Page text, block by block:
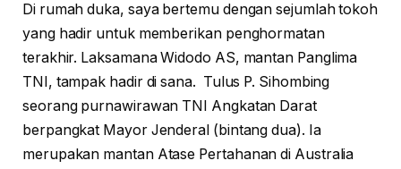
Di rumah duka, saya bertemu dengan sejumlah tokoh
yang hadir untuk memberikan penghormatan
terakhir. Laksamana Widodo AS, mantan Panglima
TNI, tampak hadir di sana. Tulus P. Sihombing
seorang purnawirawan TNI Angkatan Darat
berpangkat Mayor Jenderal (bintang dua). Ia
merupakan mantan Atase Pertahanan di Australia